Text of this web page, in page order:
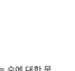
수에 대한 문